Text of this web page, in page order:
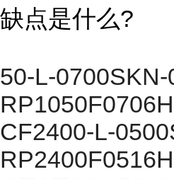
缺点是什么?
50-L-
RP1050F0706H
CF2400-L-